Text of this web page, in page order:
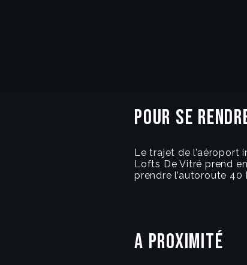
Pour se
Le trajet de l’aéroport
Lofts De Vitré prend
prendre l’autoroute 40
A proximité